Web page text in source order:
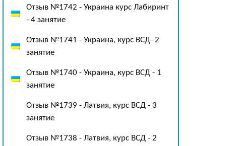
Отзыв №1742 - Украина курс Лабиринт
- 4 занятие
Отзыв №1741 - Украина, курс ВСД- 2
занятие
Отзыв №1740 - Украина, курс ВСД - 1
занятие
Отзыв №1739 - Латвия, курс ВСД - 3
занятие
Отзыв №1738 - Латвия, курс ВСД - 2